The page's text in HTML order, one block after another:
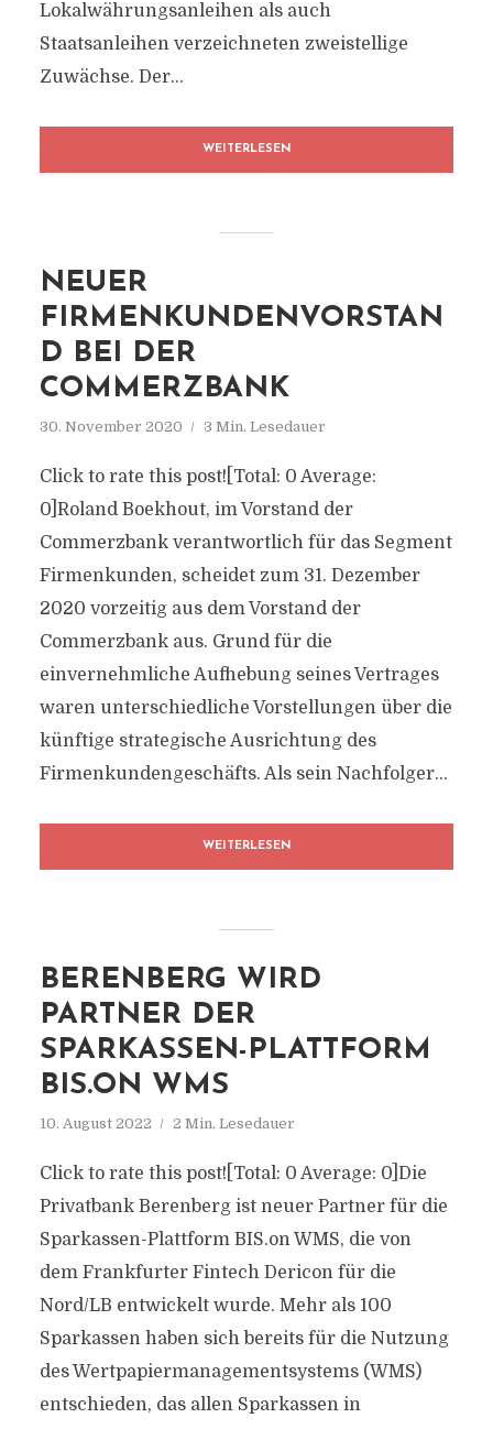
Lokalwährungsanleihen als auch
Staatsanleihen verzeichneten zweistellige
Zuwächse. Der...
WEITERLESEN
NEUER
FIRMENKUNDENVORSTAN
D BEI DER
COMMERZBANK
30. November 2020 3 Min. Lesedauer
Click to rate this post![Total: 0 Average:
0]Roland Boekhout, im Vorstand der
Commerzbank verantwortlich für das Segment
Firmenkunden, scheidet zum 31. Dezember
2020 vorzeitig aus dem Vorstand der
Commerzbank aus. Grund für die
einvernehmliche Aufhebung seines Vertrages
waren unterschiedliche Vorstellungen über die
künftige strategische Ausrichtung des
Firmenkundengeschäfts. Als sein Nachfolger...
WEITERLESEN
BERENBERG WIRD
PARTNER DER
SPARKASSEN-PLATTFORM
BIS.ON WMS
10. August 2022 2 Min. Lesedauer
Click to rate this post![Total: 0 Average: 0]Die
Privatbank Berenberg ist neuer Partner für die
Sparkassen-Plattform BIS.on WMS, die von
dem Frankfurter Fintech Dericon für die
Nord/LB entwickelt wurde. Mehr als 100
Sparkassen haben sich bereits für die Nutzung
des Wertpapiermanagementsystems (WMS)
entschieden, das allen Sparkassen in